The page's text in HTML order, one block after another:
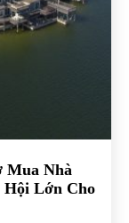
Mua Nhà
Hội Lớn Cho